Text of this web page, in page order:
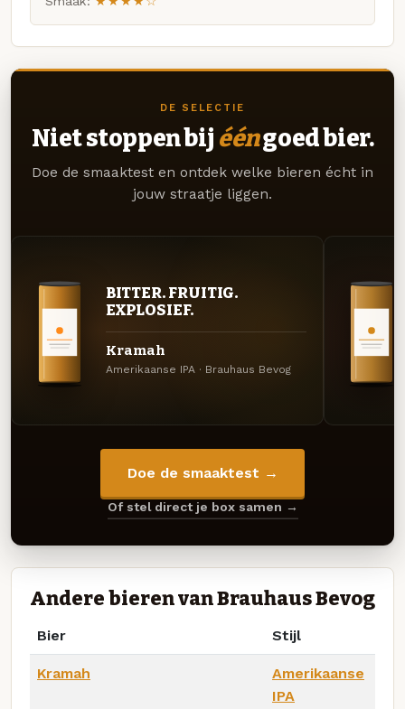
DE SELECTIE
Niet stoppen bij ééngoed bier.
Doe de smaaktest en ontdek welke bieren écht in
jouw straatje liggen.
BITTER. FRUITIG.
EXPLOSIEF.
Kramah
Amerikaanse IPA · Brauhaus Bevog
Doe de smaaktest →
Of stel direct je box samen →
Andere bieren van Brauhaus Bevog
Bier Stijl
Kramah
Amerikaanse
IPA